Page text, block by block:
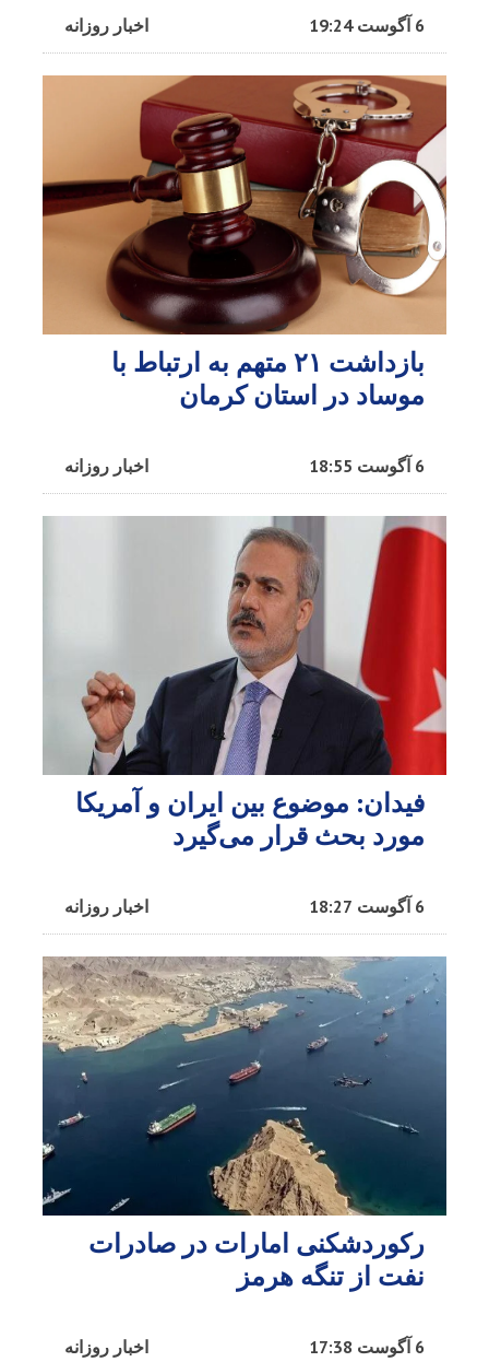
اخبار روزانه 6 آگوست 19:24
بازداشت ۲۱ متهم به ارتباط با
موساد در استان کرمان
اخبار روزانه 6 آگوست 18:55
فیدان: موضوع بین ایران و آمریکا
مورد بحث قرار می‌گیرد
اخبار روزانه 6 آگوست 18:27
رکوردشکنی امارات در صادرات
نفت از تنگه هرمز
اخبار روزانه 6 آگوست 17:38